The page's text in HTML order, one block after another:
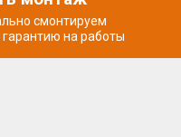
смонтируем
на работы